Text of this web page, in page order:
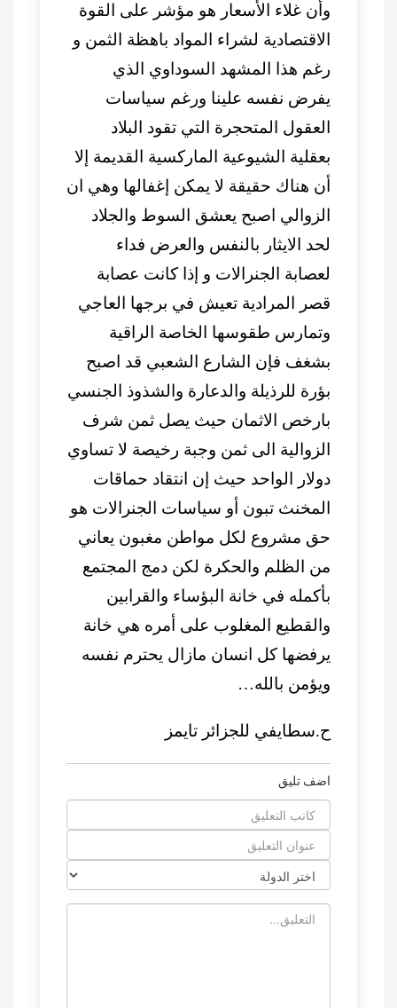
وأن غلاء الأسعار هو مؤشر على القوة
الاقتصادية لشراء المواد باهظة الثمن و
رغم هذا المشهد السوداوي الذي
يفرض نفسه علينا ورغم سياسات
العقول المتحجرة التي تقود البلاد
بعقلية الشيوعية الماركسية القديمة إلا
أن هناك حقيقة لا يمكن إغفالها وهي ان
الزوالي اصبح يعشق السوط والجلاد
لحد الايثار بالنفس والعرض فداء
لعصابة الجنرالات و إذا كانت عصابة
قصر المرادية تعيش في برجها العاجي
وتمارس طقوسها الخاصة الراقية
بشغف فإن الشارع الشعبي قد اصبح
بؤرة للرذيلة والدعارة والشذوذ الجنسي
بارخص الاثمان حيث يصل ثمن شرف
الزوالية الى ثمن وجبة رخيصة لا تساوي
دولار الواحد حيث إن انتقاد حماقات
المخنث تبون أو سياسات الجنرالات هو
حق مشروع لكل مواطن مغبون يعاني
من الظلم والحكرة لكن دمج المجتمع
بأكمله في خانة البؤساء والقرابين
والقطيع المغلوب على أمره هي خانة
يرفضها كل انسان مازال يحترم نفسه
ويؤمن بالله…
ح.سطايفي للجزائر تايمز
اضف تليق